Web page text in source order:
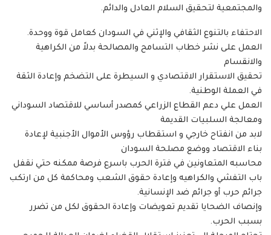
والمجتمعية لتحقيق السلام العادل والدائم.
الاحتفاء بالتنوع الثقافي والإثني في السودان كعامل قوة ووحدة.
العمل على نشر خطاب التسامح والمصالحة بدلاً من الكراهية
والانقسام
تحقيق الاستقرار الاقتصادي و السيطرة على التضخم وإعادة الثقة
في العملة الوطنية.
العمل علي دعم القطاع الزراعي كمصدر أساسي للاقتصاد السوداني
ومعالجة السلبيات القديمة
لابد من انفتاح خارجي و استقطاب رؤوس الأموال الأجنبية لإعادة
بناء الاقتصاد ووضع مصلحة السودان
محاسبه المتعاونين في فترة الحرب باسرع فرصة ممكنه حتي نقفل
باب التفشي والكراهيه وإعادة حقوق الشعب ومحاكمة كل من ارتكب
جرائم حرب أو جرائم ضد الإنسانية.
وإنصاف الضحايا تقديم تعويضات وإعادة الحقوق لكل من تضرر
بسبب الحرب.